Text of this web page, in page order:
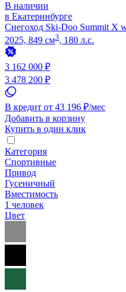
В наличии
в Екатеринбурге
Снегоход Ski-Doo Summit X
2025, 849 см3, 180 л.с.
3 162 000 ₽
3 478 200 ₽
В кредит от 43 196 ₽/мес
Добавить в корзину
Купить в один клик
Категория
Спортивные
Привод
Гусеничный
Вместимость
1 человек
Цвет